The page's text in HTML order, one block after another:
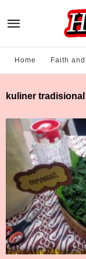
Home Faith
kuliner